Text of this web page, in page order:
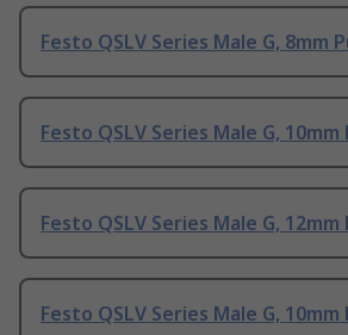
Festo QSLV Series Male G, 8mm
Festo QSLV Series Male G, 10mm
Festo QSLV Series Male G, 12mm
Festo QSLV Series Male G, 10mm